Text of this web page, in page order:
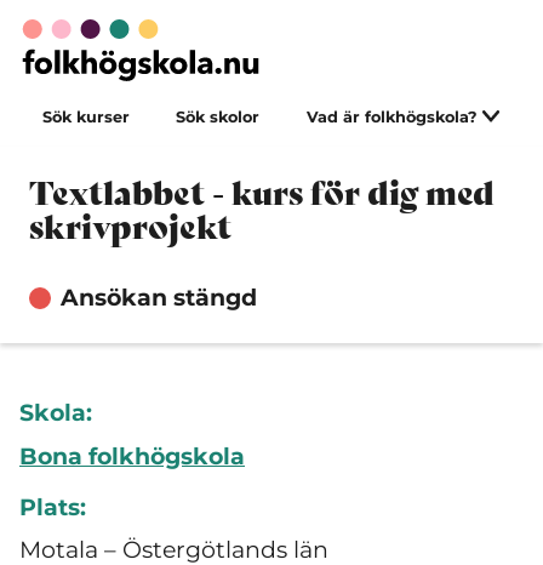
Sök kurser Sök skolor Vad är folkhögskola?
Textlabbet - kurs för dig med
skrivprojekt
Ansökan stängd
Skola:
Bona folkhögskola
Plats:
Motala – Östergötlands län